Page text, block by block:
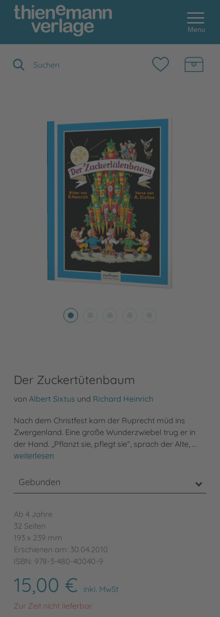
Menu
Der Zuckertütenbaum
von Albert Sixtus und Richard Heinrich
Nach dem Christfest kam der Ruprecht müd ins
Zwergenland. Eine große Wunderzwiebel trug er in
der Hand. „Pflanzt sie, pflegt sie“, sprach der Alte, …
weiterlesen
Gebunden
Ab 4 Jahre
32 Seiten
193 x 239 mm
Erschienen am: 30.04.2010
ISBN: 978-3-480-40040-9
15,00 €
inkl. MwSt
Zur Zeit nicht lieferbar